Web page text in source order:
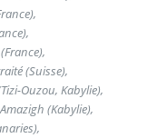
(France),
(Suisse),
Ouzou, Kabylie),
(Kabylie),